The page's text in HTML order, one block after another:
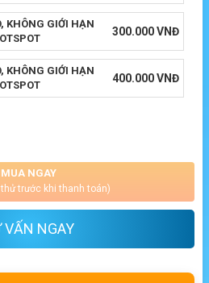
KHÔNG GIỚI HẠN
300.000VNĐ
KHÔNG GIỚI HẠN
400.000VNĐ
MUA NGAY
trước khi thanh toán)
VẤN NGAY